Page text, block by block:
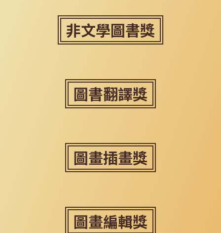
非文學圖書獎
圖書翻譯獎
圖畫插畫獎
圖畫編輯獎